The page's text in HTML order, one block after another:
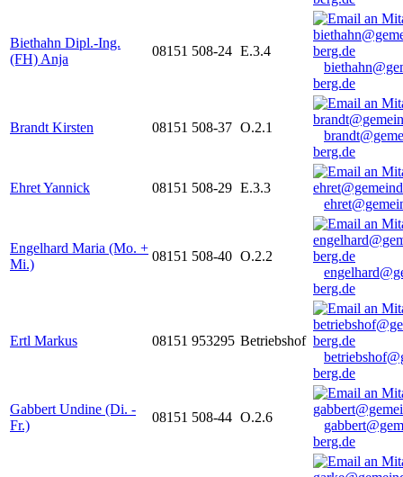
Biethahn Dipl.-Ing.
(FH) Anja
08151 508-24 E.3.4
berg.de
Brandt Kirsten 08151 508-37 O.2.1
berg.de
Ehret Yannick 08151 508-29 E.3.3
Engelhard Maria (Mo. +
Mi.)
08151 508-40 O.2.2
berg.de
Ertl Markus 08151 953295 Betriebshof
berg.de
Gabbert Undine (Di. -
Fr.)
08151 508-44 O.2.6
berg.de